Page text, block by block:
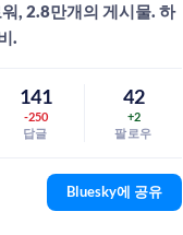
, 2.8만개의 게시물. 하
.
141
-250
답글
42
+2
팔로우
Bluesky에 공유